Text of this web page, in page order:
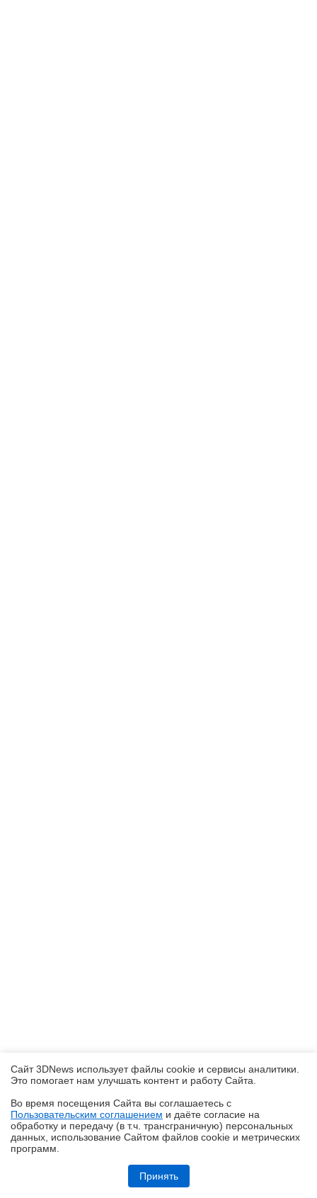
Обзор видеокарты Acer Nitro Intel Arc B570 OC
Сайт 3DNews использует файлы cookie и сервисы аналитики.
Это помогает нам улучшать контент и работу Cайта.
Во время посещения Cайта вы соглашаетесь с
Пользовательским соглашением и даёте согласие на
обработку и передачу (в т.ч. трансграничную) персональных
данных, использование Cайтом файлов cookie и метрических
программ.
Принять